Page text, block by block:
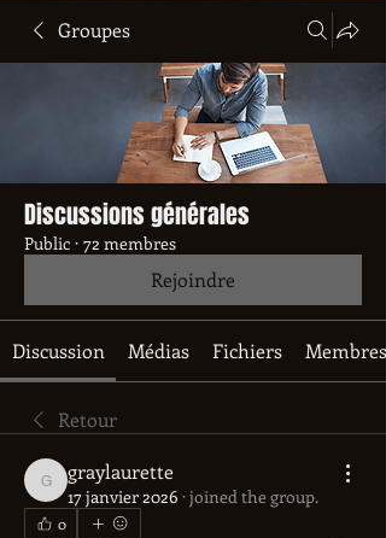
Groupes
Discussions générales
Public · 72 membres
Rejoindre
Discussion Médias Fichiers Membres
Retour
graylaurette
graylaurette
17 janvier 2026 ·joined the group.
0